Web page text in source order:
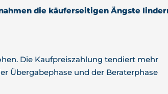
die käuferseitigen Ängste
Die Kaufpreiszahlung tendiert mehr
Übergabephase und der Beraterphase